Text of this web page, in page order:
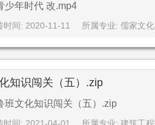
少年时代 改.mp4
时间: 2020-11-11 所属专业: 儒家文化
知识闯关（五）.zip
班文化知识闯关（五）.zip